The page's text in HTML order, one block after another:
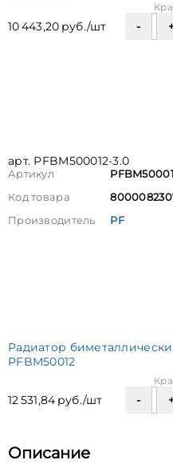
10 443,20 руб./шт
арт. PFBM500012-3.0
Артикул
Код товара
Производитель
PF
Радиатор
PFBM50012
12 531,84 руб./шт
Описание